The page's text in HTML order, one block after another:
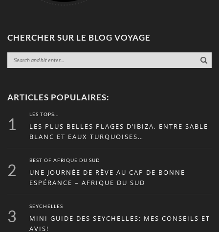
CHERCHER SUR LE BLOG VOYAGE
ARTICLES POPULAIRES:
1
LES TOPS...
LES PLUS BELLES PLAGES D’IBIZA, ENTRE SABLE
BLANC ET EAUX TURQUOISES…
2
BEST OF AFRIQUE DU SUD
UNE JOURNÉE DE RÊVE AU CAP DE BONNE
ESPÉRANCE – AFRIQUE DU SUD
3
SEYCHELLES
MINI GUIDE DES SEYCHELLES: MES CONSEILS ET
AVIS!